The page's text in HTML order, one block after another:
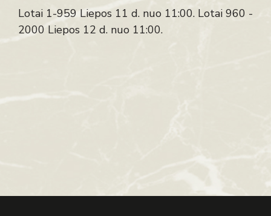
Lotai 1-959 Liepos 11 d. nuo 11:00. Lotai 960 -
2000 Liepos 12 d. nuo 11:00.